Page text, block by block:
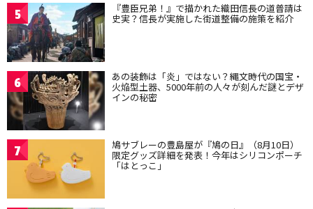
5 『豊臣兄弟！』で描かれた織田信長の道普請は
史実？信長が実施した街道整備の施策を紹介
6 あの装飾は「炎」ではない？縄文時代の国宝・
火焔型土器、5000年前の人々が刻んだ謎とデザ
インの秘密
7 鳩サブレーの豊島屋が『鳩の日』（8月10日）
限定グッズ詳細を発表！今年はシリコンポーチ
「はとっこ」